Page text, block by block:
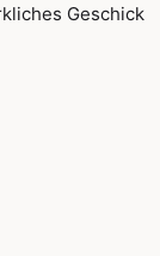
Geschick